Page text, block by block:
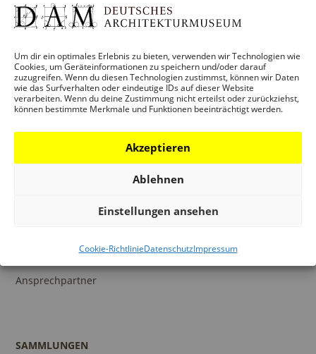
Um dir ein optimales Erlebnis zu bieten, verwenden wir Technologien wie
Cookies, um Geräteinformationen zu speichern und/oder darauf
zuzugreifen. Wenn du diesen Technologien zustimmst, können wir Daten
wie das Surfverhalten oder eindeutige IDs auf dieser Website
verarbeiten. Wenn du deine Zustimmung nicht erteilst oder zurückziehst,
können bestimmte Merkmale und Funktionen beeinträchtigt werden.
Akzeptieren
Ablehnen
Einstellungen ansehen
Cookie-RichtlinieDatenschutzImpressum
PROGRAMM
Ausstellungen
Veranstaltungen
Architekturpreise
Publikationen
Ansprechpartner
SAMMLUNGEN